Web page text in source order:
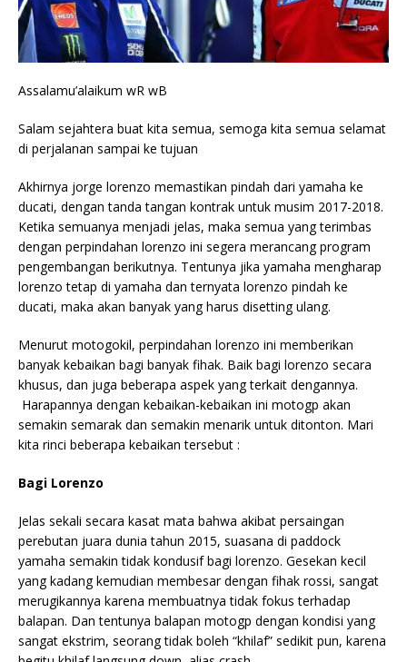
Assalamu’alaikum wR wB
Salam sejahtera buat kita semua, semoga kita semua selamat
di perjalanan sampai ke tujuan
Akhirnya jorge lorenzo memastikan pindah dari yamaha ke
ducati, dengan tanda tangan kontrak untuk musim 2017-2018.
Ketika semuanya menjadi jelas, maka semua yang terimbas
dengan perpindahan lorenzo ini segera merancang program
pengembangan berikutnya. Tentunya jika yamaha mengharap
lorenzo tetap di yamaha dan ternyata lorenzo pindah ke
ducati, maka akan banyak yang harus disetting ulang.
Menurut motogokil, perpindahan lorenzo ini memberikan
banyak kebaikan bagi banyak fihak. Baik bagi lorenzo secara
khusus, dan juga beberapa aspek yang terkait dengannya.
Harapannya dengan kebaikan-kebaikan ini motogp akan
semakin semarak dan semakin menarik untuk ditonton. Mari
kita rinci beberapa kebaikan tersebut :
Bagi Lorenzo
Jelas sekali secara kasat mata bahwa akibat persaingan
perebutan juara dunia tahun 2015, suasana di paddock
yamaha semakin tidak kondusif bagi lorenzo. Gesekan kecil
yang kadang kemudian membesar dengan fihak rossi, sangat
merugikannya karena membuatnya tidak fokus terhadap
balapan. Dan tentunya balapan motogp dengan kondisi yang
sangat ekstrim, seorang tidak boleh “khilaf” sedikit pun, karena